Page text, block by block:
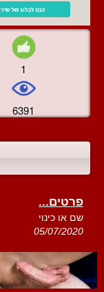
1
6391
פרטים...
שם או כינוי
05/07/2020